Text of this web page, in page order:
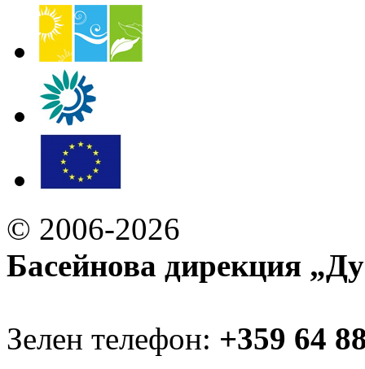
© 2006-2026
Басейнова дирекция
Зелен телефон: +359 64